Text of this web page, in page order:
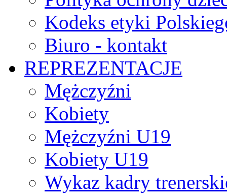
Kodeks etyki
Biuro - kontakt
REPREZENTACJE
Mężczyźni
Kobiety
Mężczyźni U19
Kobiety U19
Wykaz kadry